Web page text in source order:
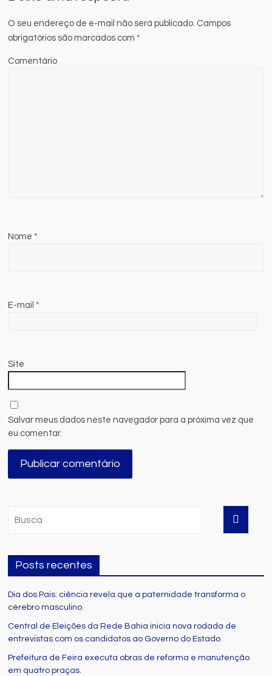
O seu endereço de e-mail não será publicado. Campos
obrigatórios são marcados com*
Comentário
Nome*
E-mail*
Site
Salvar meus dados neste navegador para a próxima vez que
eu comentar.
Posts recentes
Dia dos Pais: ciência revela que a paternidade transforma o
cérebro masculino
Central de Eleições da Rede Bahia inicia nova rodada de
entrevistas com os candidatos ao Governo do Estado
Prefeitura de Feira executa obras de reforma e manutenção
em quatro praças.